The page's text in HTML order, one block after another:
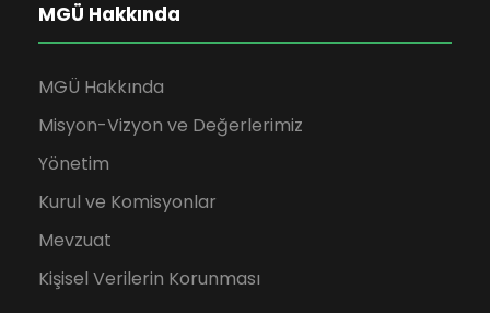
MGÜ Hakkında
MGÜ Hakkında
Misyon-Vizyon ve Değerlerimiz
Yönetim
Kurul ve Komisyonlar
Mevzuat
Kişisel Verilerin Korunması